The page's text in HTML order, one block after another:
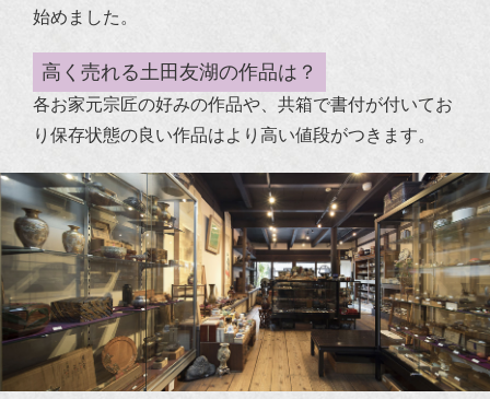
始めました。
高く売れる土田友湖の作品は？
各お家元宗匠の好みの作品や、共箱で書付が付いてお
り保存状態の良い作品はより高い値段がつきます。